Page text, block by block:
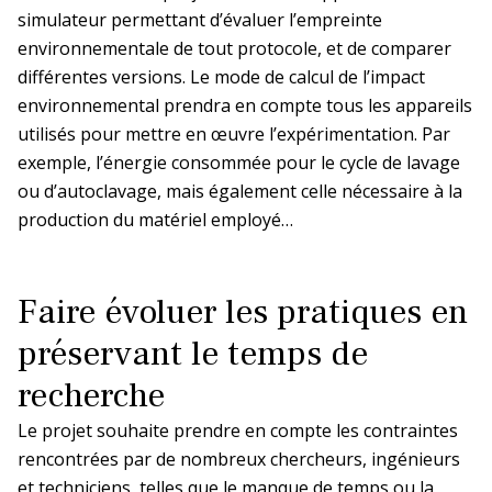
Décisions
Décisions relatives à l’organisation de
l’Inserm
Décisions relatives aux unités depuis
2009
Paca et Corse
La DR Paca et Corse en bref
En pratique
Paris-IDF Centre Est
bref
Inserm-Japan Society for the Promotion
of Science (JSPS)Appel à propositions
pour un séminaire conjoint en France en
2027
Inserm-National Science and
Technology Council (NSTC) de Taïwan
Programmes Mobilités exploratoires et
Appels Inserm/Iresp
Dispositif éthique et autorisation de
Cadre éthique de la recherche animale
Conduire un projet utilisant des animaux
Groupe Organismes modèles et
ressources
simulateur permettant d’évaluer l’empreinte
environnementale de tout protocole, et de comparer
différentes versions. Le mode de calcul de l’impact
environnemental prendra en compte tous les appareils
utilisés pour mettre en œuvre l’expérimentation. Par
exemple, l’énergie consommée pour le cycle de lavage
ou d’autoclavage, mais également celle nécessaire à la
production du matériel employé…
Faire évoluer les pratiques en
préservant le temps de
recherche
Le projet souhaite prendre en compte les contraintes
rencontrées par de nombreux chercheurs, ingénieurs